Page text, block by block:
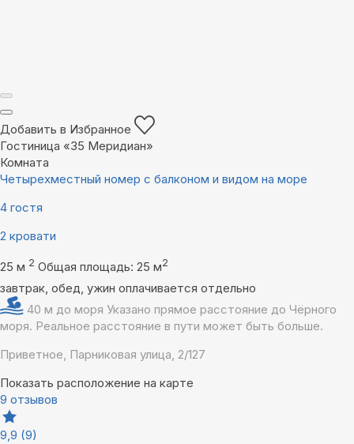
Добавить в Избранное
Гостиница «35 Меридиан»
Комната
Четырехместный номер с балконом и видом на море
4 гостя
2 кровати
25 м 2 Общая площадь: 25 м2
завтрак, обед, ужин оплачивается отдельно
40 м до моря Указано прямое расстояние до Чёрного
моря. Реальное расстояние в пути может быть больше.
Приветное, Парниковая улица, 2/127
Показать расположение на карте
9 отзывов
9,9 (9)